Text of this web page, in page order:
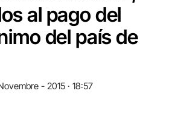
al pago del
del país de
- 2015 · 18:57